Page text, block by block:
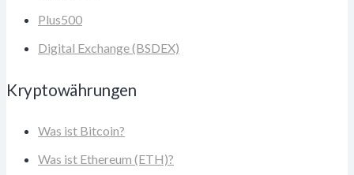
Plus500
Digital Exchange (BSDEX)
Kryptowährungen
Was ist Bitcoin?
Was ist Ethereum (ETH)?